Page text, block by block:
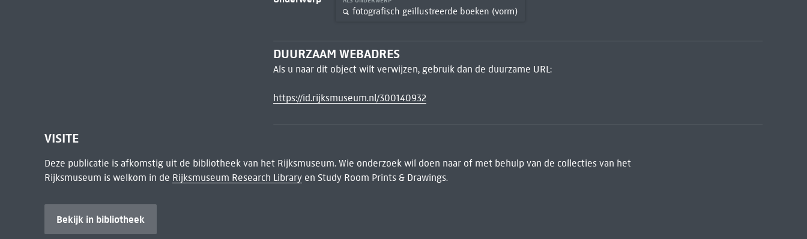
fotografisch geïllustreerde boeken (vorm)
DUURZAAM WEBADRES
Als u naar dit object wilt verwijzen, gebruik dan de duurzame URL:
https://id.rijksmuseum.nl/300140932
VISITE
Deze publicatie is afkomstig uit de bibliotheek van het Rijksmuseum. Wie onderzoek wil doen naar of met behulp van de collecties van het
Rijksmuseum is welkom in de Rijksmuseum Research Libraryen Study Room Prints & Drawings.
Bekijk in bibliotheek